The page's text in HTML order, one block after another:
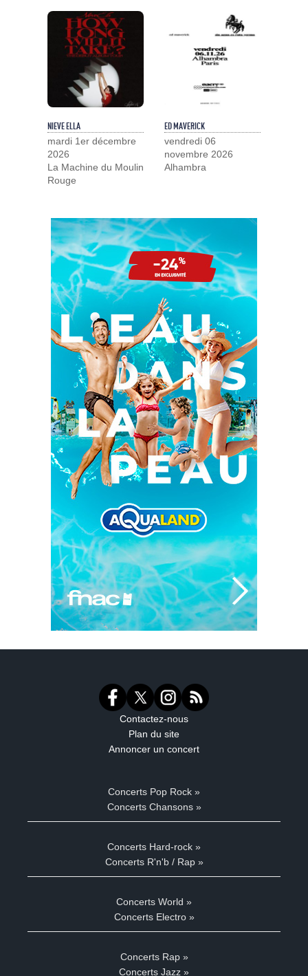
NIEVE ELLA
mardi 1er décembre
2026
La Machine du Moulin
Rouge
ED MAVERICK
vendredi 06
novembre 2026
Alhambra
Contactez-nous
Plan du site
Annoncer un concert
Concerts Pop Rock »
Concerts Chansons »
Concerts Hard-rock »
Concerts R'n'b / Rap »
Concerts World »
Concerts Electro »
Concerts Rap »
Concerts Jazz »